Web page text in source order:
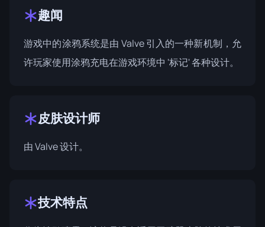
趣闻
游戏中的涂鸦系统是由 Valve 引入的一种新机制，允
许玩家使用涂鸦充电在游戏环境中 '标记' 各种设计。
皮肤设计师
由Valve设计。
技术特点